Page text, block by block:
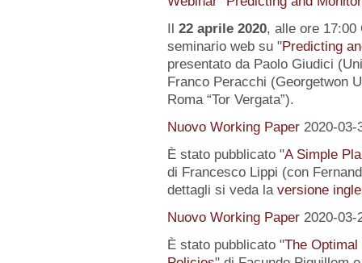
Il 22 aprile 2020, alle ore 17:00
seminario web su "Predicting
presentato da Paolo Giudici
Franco Peracchi (Georgetwon
Roma “Tor Vergata”).
Nuovo Working Paper 2020-03-
È stato pubblicato "A Simple
di Francesco Lippi (con
dettagli si veda la versione
Nuovo Working Paper 2020-03-
È stato pubblicato "The Optimal